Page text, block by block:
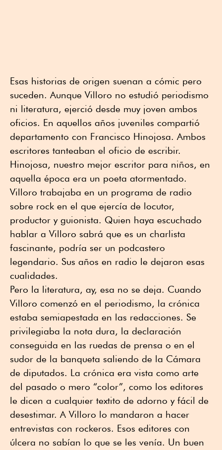
Esas historias de origen suenan a cómic pero
suceden. Aunque Villoro no estudió periodismo
ni literatura, ejerció desde muy joven ambos
oficios. En aquellos años juveniles compartió
departamento con Francisco Hinojosa. Ambos
escritores tanteaban el oficio de escribir.
Hinojosa, nuestro mejor escritor para niños, en
aquella época era un poeta atormentado.
Villoro trabajaba en un programa de radio
sobre rock en el que ejercía de locutor,
productor y guionista. Quien haya escuchado
hablar a Villoro sabrá que es un charlista
fascinante, podría ser un podcastero
legendario. Sus años en radio le dejaron esas
cualidades.
Pero la literatura, ay, esa no se deja. Cuando
Villoro comenzó en el periodismo, la crónica
estaba semiapestada en las redacciones. Se
privilegiaba la nota dura, la declaración
conseguida en las ruedas de prensa o en el
sudor de la banqueta saliendo de la Cámara
de diputados. La crónica era vista como arte
del pasado o mero “color”, como los editores
le dicen a cualquier textito de adorno y fácil de
desestimar. A Villoro lo mandaron a hacer
entrevistas con rockeros. Esos editores con
úlcera no sabían lo que se les venía. Un buen